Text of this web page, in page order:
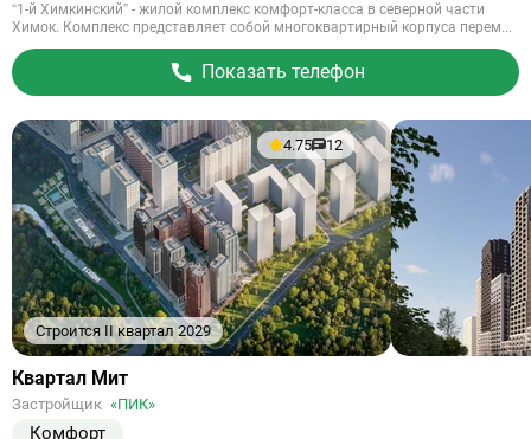
“1-й Химкинский” - жилой комплекс комфорт-класса в северной части
Химок. Комплекс представляет собой многоквартирный корпуса перем...
Показать телефон
Строится II квартал 2029
4.75 12
Ссылка
объект
Квартал Мит
Застройщик «ПИК»
Комфорт